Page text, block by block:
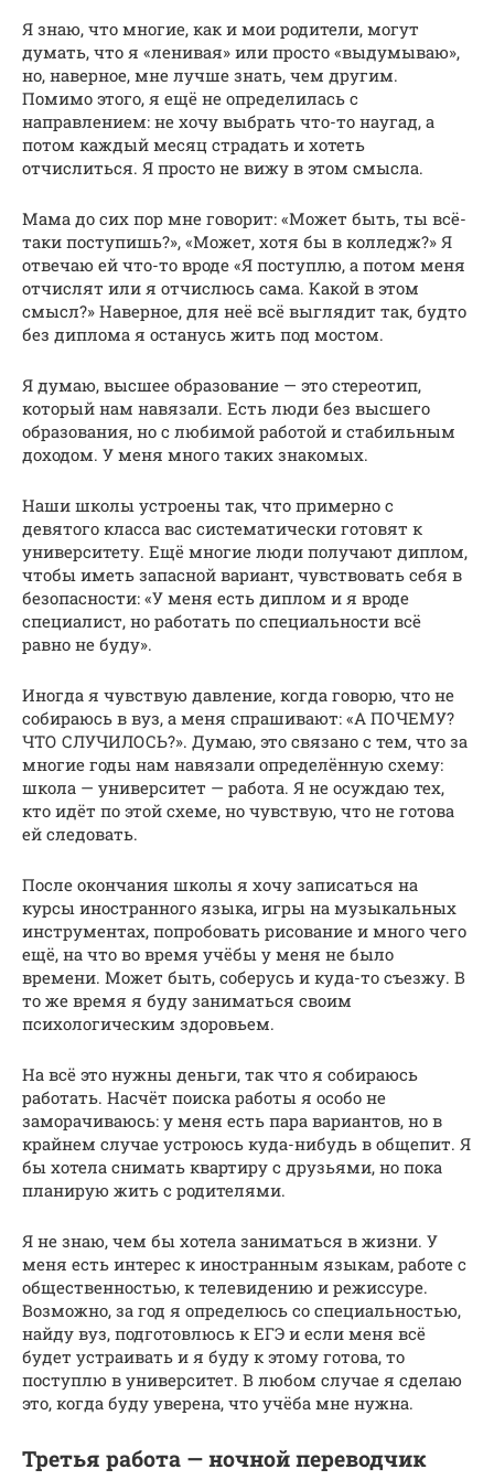
Я знаю, что многие, как и мои родители, могут
думать, что я «ленивая» или просто «выдумываю»,
но, наверное, мне лучше знать, чем другим.
Помимо этого, я ещё не определилась с
направлением: не хочу выбрать что-то наугад, а
потом каждый месяц страдать и хотеть
отчислиться. Я просто не вижу в этом смысла.
Мама до сих пор мне говорит: «Может быть, ты всё-
таки поступишь?», «Может, хотя бы в колледж?» Я
отвечаю ей что-то вроде «Я поступлю, а потом меня
отчислят или я отчислюсь сама. Какой в этом
смысл?» Наверное, для неё всё выглядит так, будто
без диплома я останусь жить под мостом.
Я думаю, высшее образование — это стереотип,
который нам навязали. Есть люди без высшего
образования, но с любимой работой и стабильным
доходом. У меня много таких знакомых.
Наши школы устроены так, что примерно с
девятого класса вас систематически готовят к
университету. Ещё многие люди получают диплом,
чтобы иметь запасной вариант, чувствовать себя в
безопасности: «У меня есть диплом и я вроде
специалист, но работать по специальности всё
равно не буду».
Иногда я чувствую давление, когда говорю, что не
собираюсь в вуз, а меня спрашивают: «А ПОЧЕМУ?
ЧТО СЛУЧИЛОСЬ?». Думаю, это связано с тем, что за
многие годы нам навязали определённую схему:
школа — университет — работа. Я не осуждаю тех,
кто идёт по этой схеме, но чувствую, что не готова
ей следовать.
После окончания школы я хочу записаться на
курсы иностранного языка, игры на музыкальных
инструментах, попробовать рисование и много чего
ещё, на что во время учёбы у меня не было
времени. Может быть, соберусь и куда-то съезжу. В
то же время я буду заниматься своим
психологическим здоровьем.
На всё это нужны деньги, так что я собираюсь
работать. Насчёт поиска работы я особо не
заморачиваюсь: у меня есть пара вариантов, но в
крайнем случае устроюсь куда-нибудь в общепит. Я
бы хотела снимать квартиру с друзьями, но пока
планирую жить с родителями.
Я не знаю, чем бы хотела заниматься в жизни. У
меня есть интерес к иностранным языкам, работе с
общественностью, к телевидению и режиссуре.
Возможно, за год я определюсь со специальностью,
найду вуз, подготовлюсь к ЕГЭ и если меня всё
будет устраивать и я буду к этому готова, то
поступлю в университет. В любом случае я сделаю
это, когда буду уверена, что учёба мне нужна.
Третья работа — ночной переводчик